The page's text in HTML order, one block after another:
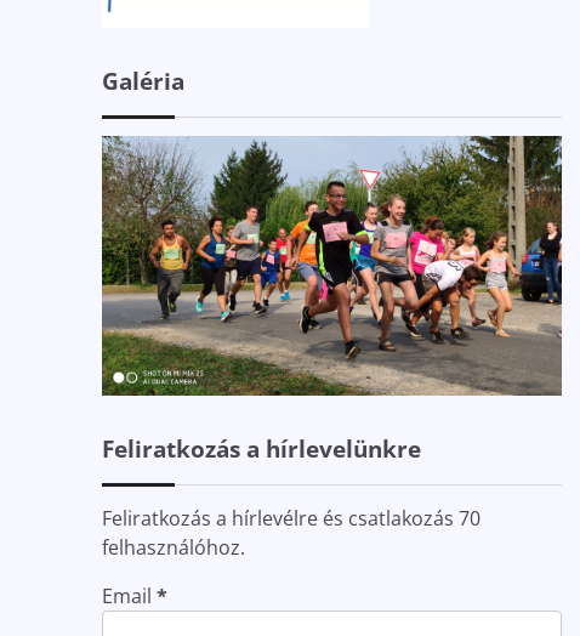
Galéria
Feliratkozás a hírlevelünkre
Feliratkozás a hírlevélre és csatlakozás 70
felhasználóhoz.
Email *